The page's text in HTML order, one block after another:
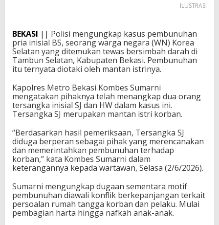
ILUSTRASI
BEKASI || Polisi mengungkap kasus pembunuhan
pria inisial BS, seorang warga negara (WN) Korea
Selatan yang ditemukan tewas bersimbah darah di
Tambun Selatan, Kabupaten Bekasi. Pembunuhan
itu ternyata diotaki oleh mantan istrinya.
Kapolres Metro Bekasi Kombes Sumarni
mengatakan pihaknya telah menangkap dua orang
tersangka inisial SJ dan HW dalam kasus ini.
Tersangka SJ merupakan mantan istri korban.
“Berdasarkan hasil pemeriksaan, Tersangka SJ
diduga berperan sebagai pihak yang merencanakan
dan memerintahkan pembunuhan terhadap
korban,” kata Kombes Sumarni dalam
keterangannya kepada wartawan, Selasa (2/6/2026).
Sumarni mengungkap dugaan sementara motif
pembunuhan diawali konflik berkepanjangan terkait
persoalan rumah tangga korban dan pelaku. Mulai
pembagian harta hingga nafkah anak-anak.